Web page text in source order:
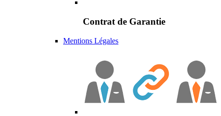
Contrat de Garantie
Mentions Légales